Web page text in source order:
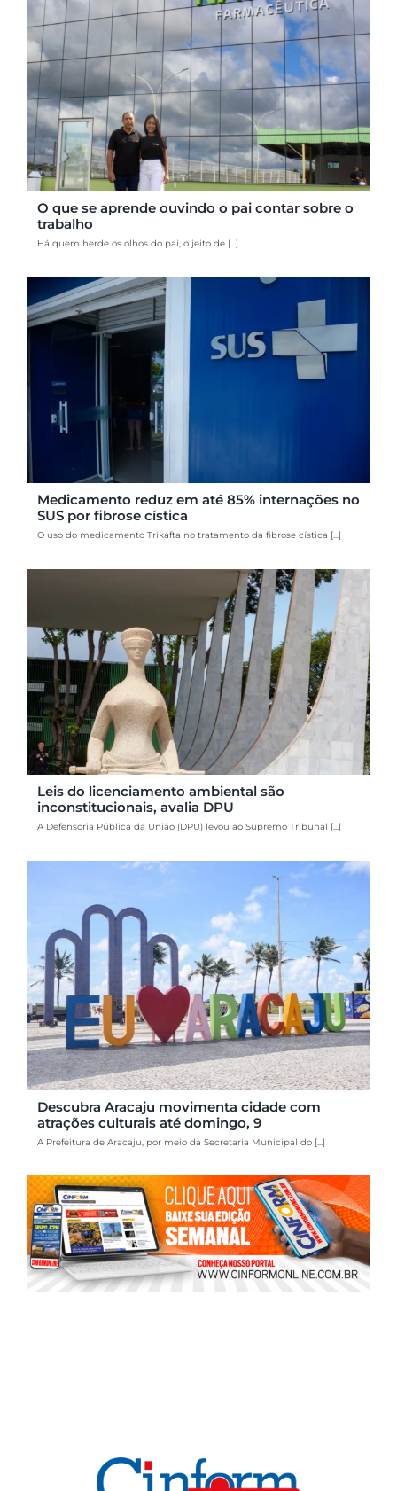
O que se aprende ouvindo o pai contar sobre o
trabalho
Há quem herde os olhos do pai, o jeito de [...]
Medicamento reduz em até 85% internações no
SUS por fibrose cística
O uso do medicamento Trikafta no tratamento da fibrose cística [...]
Leis do licenciamento ambiental são
inconstitucionais, avalia DPU
A Defensoria Pública da União (DPU) levou ao Supremo Tribunal [...]
Descubra Aracaju movimenta cidade com
atrações culturais até domingo, 9
A Prefeitura de Aracaju, por meio da Secretaria Municipal do [...]